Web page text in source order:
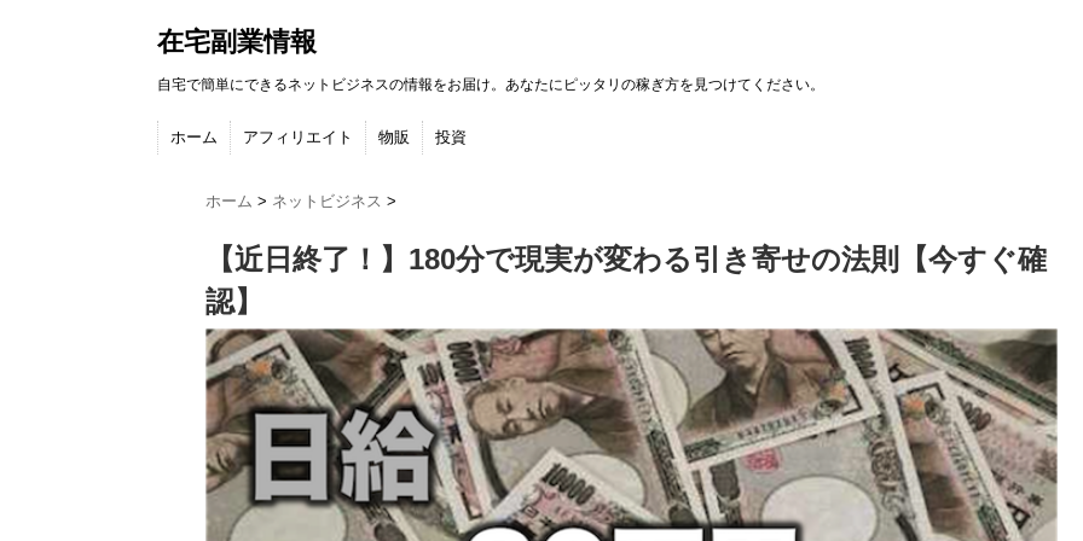
在宅副業情報
自宅で簡単にできるネットビジネスの情報をお届け。あなたにピッタリの稼ぎ方を見つけてください。
ホーム アフィリエイト 物販 投資
ホーム > ネットビジネス >
【近日終了！】180分で現実が変わる引き寄せの法則【今すぐ確
認】